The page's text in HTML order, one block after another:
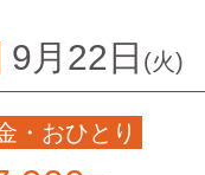
9月22日 (火)
・おひとり